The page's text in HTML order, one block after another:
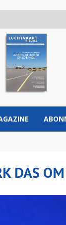
DAS